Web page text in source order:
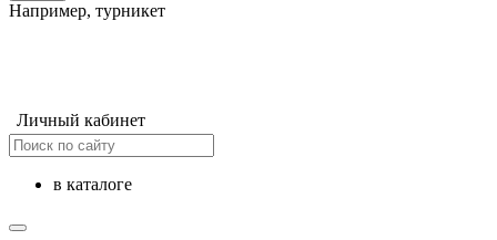
Например, турникет
Личный кабинет
в каталоге